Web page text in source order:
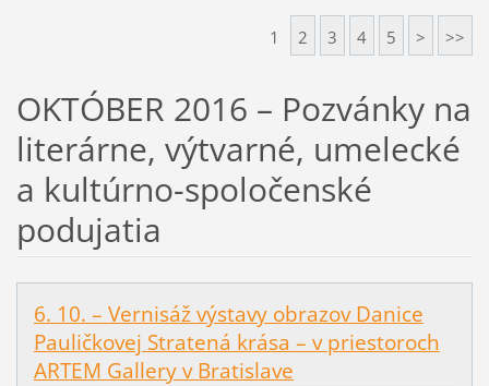
1 2 3 4 5 > >>
OKTÓBER 2016 – Pozvánky na
literárne, výtvarné, umelecké
a kultúrno-spoločenské
podujatia
6. 10. – Vernisáž výstavy obrazov Danice
Pauličkovej Stratená krása – v priestoroch
ARTEM Gallery v Bratislave